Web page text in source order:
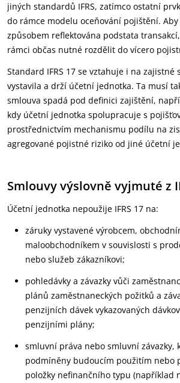
jiných standardů IFRS, zatímco ostatní
do rámce modelu oceňování pojištění.
způsobem reflektována podstata
rámci občas nutné rozdělit do vícero
Standard IFRS 17 se vztahuje i na zajistné
vystavila a drží účetní jednotka. Ta musí
smlouva spadá pod definici zajištění,
kdy účetní jednotka spolupracuje s
prostřednictvím mechanismu podílu na
agregované pojistné riziko od jiné účetní
Smlouvy výslovně vyjmuté z
Účetní jednotka nepoužije IFRS 17 na:
záruky vystavené výrobcem,
maloobchodníkem v souvislosti s
nebo služeb zákazníkovi;
pohledávky a závazky vůči
plánů zaměstnaneckých požitků a
penzijních dávek vykazovaných
penzijními plány;
smluvní práva nebo smluvní závazky,
podmíněny budoucím použitím nebo
položky nefinančního typu (například